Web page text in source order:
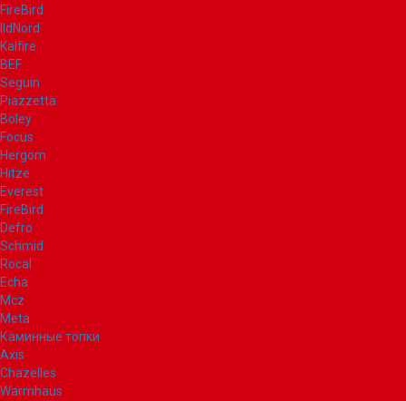
FireBird
IldNord
Kalfire
BEF
Seguin
Piazzetta
Boley
Focus
Hergom
Hitze
Everest
FireBird
Defro
Schmid
Rocal
Echa
Mcz
Meta
Каминные топки
Axis
Chazelles
Warmhaus